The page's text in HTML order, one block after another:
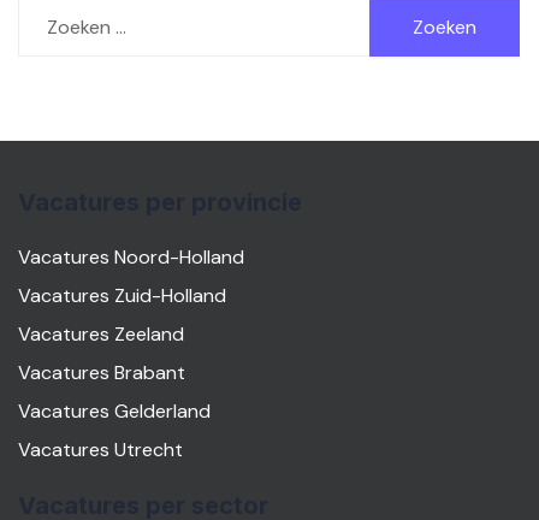
naar:
Vacatures Noord-Holland
Vacatures Zuid-Holland
Vacatures Zeeland
Vacatures Brabant
Vacatures Gelderland
Vacatures Utrecht